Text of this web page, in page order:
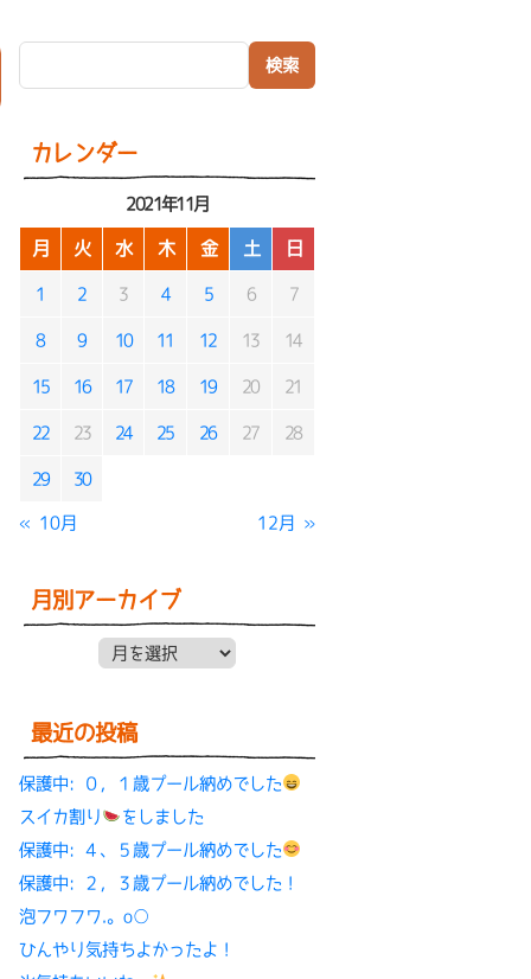
カレンダー
2021年11月
月 火 水 木 金 土 日
1 2 3 4 5 6 7
8 9 10 11 12 13 14
15 16 17 18 19 20 21
22 23 24 25 26 27 28
29 30
« 10月 12月 »
月別アーカイブ
月別アーカイブ
最近の投稿
保護中: ０，１歳プール納めでした
スイカ割り
をしました
保護中: ４、５歳プール納めでした
保護中: ２，３歳プール納めでした！
泡フワフワ.。o○
ひんやり気持ちよかったよ！